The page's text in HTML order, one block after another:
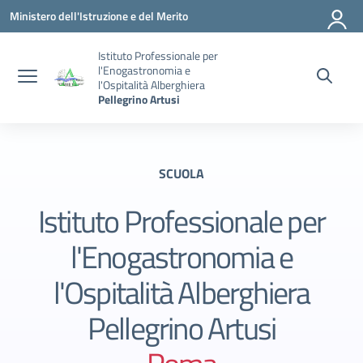
Vai ai contenuti
Vai al menu di navigazione
Vai al footer
Ministero dell'Istruzione e del Merito
Istituto Professionale per
l'Enogastronomia e
l'Ospitalità Alberghiera
Pellegrino Artusi
SCUOLA
Istituto Professionale per
l'Enogastronomia e
l'Ospitalità Alberghiera
Pellegrino Artusi